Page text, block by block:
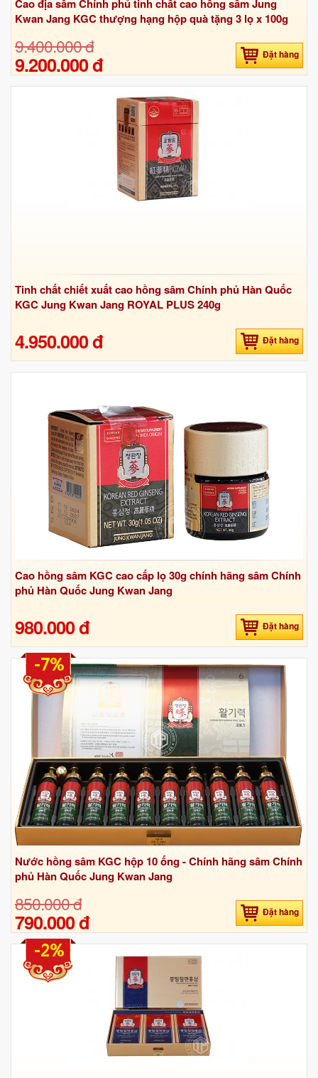
Cao địa sâm Chính phủ tinh chất cao hồng sâm Jung
Kwan Jang KGC thượng hạng hộp quà tặng 3 lọ x 100g
9.400.000 đ
9.200.000 đ Đặt hàng
Tinh chất chiết xuất cao hồng sâm Chính phủ Hàn Quốc
KGC Jung Kwan Jang ROYAL PLUS 240g
4.950.000 đ Đặt hàng
Cao hồng sâm KGC cao cấp lọ 30g chính hãng sâm Chính
phủ Hàn Quốc Jung Kwan Jang
980.000 đ Đặt hàng
Nước hồng sâm KGC hộp 10 ống - Chính hãng sâm Chính
phủ Hàn Quốc Jung Kwan Jang
850.000 đ
790.000 đ Đặt hàng
-7%
-2%